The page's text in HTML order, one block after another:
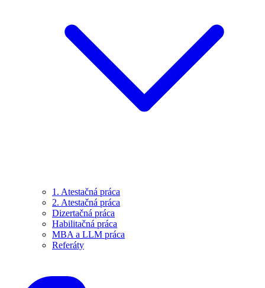
1. Atestačná práca
2. Atestačná práca
Dizertačná práca
Habilitačná práca
MBA a LLM práca
Referáty